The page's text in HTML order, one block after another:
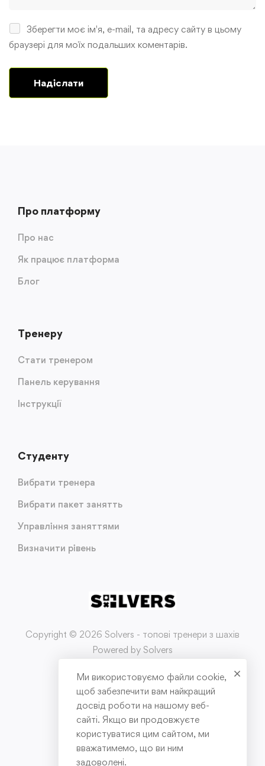
Зберегти моє ім'я, e-mail, та адресу сайту в цьому
браузері для моїх подальших коментарів.
Про платформу
Про нас
Як працює платформа
Блог
Тренеру
Стати тренером
Панель керування
Інструкції
Студенту
Вибрати тренера
Вибрати пакет занятть
Управління заняттями
Визначити рівень
Copyright © 2026 Solvers - топові тренери з шахів
Powered by Solvers
Умови використання
Політика конфіденційності
Публічна оферта
Ми використовуємо файли cookie,
щоб забезпечити вам найкращий
досвід роботи на нашому веб-
сайті. Якщо ви продовжуєте
користуватися цим сайтом, ми
вважатимемо, що ви ним
задоволені.